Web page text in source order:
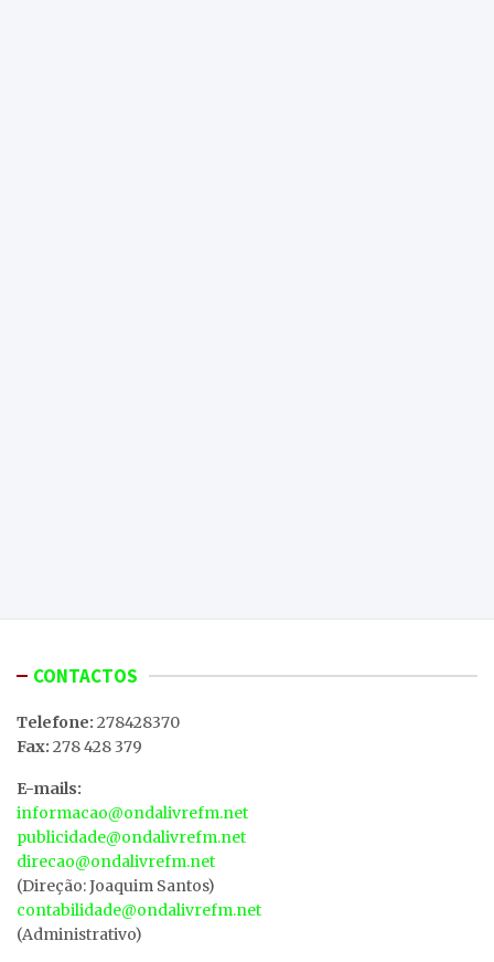
CONTACTOS
Telefone: 278428370
Fax: 278 428 379
E-mails:
informacao@ondalivrefm.net
publicidade@ondalivrefm.net
direcao@ondalivrefm.net
(Direção: Joaquim Santos)
contabilidade@ondalivrefm.net
(Administrativo)